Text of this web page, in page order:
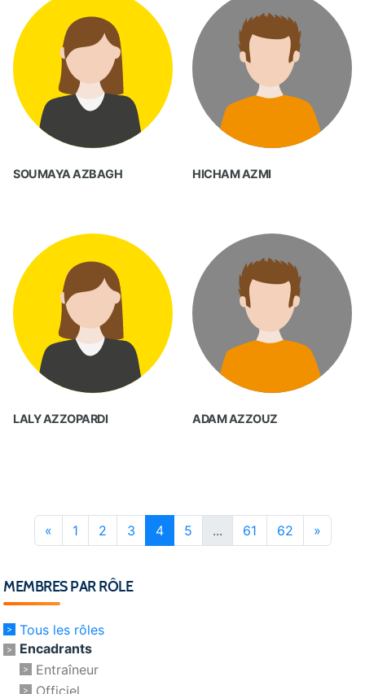
SOUMAYA AZBAGH HICHAM AZMI
LALY AZZOPARDI ADAM AZZOUZ
« 1 2 3 4 5 ... 61 62 »
MEMBRES PAR RÔLE
Tous les rôles
Encadrants
Entraîneur
Officiel